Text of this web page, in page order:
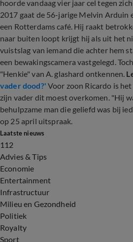
hoorde vandaag vier jaar cel tegen
2017 gaat de 56-jarige Melvin Arduin
een Rotterdams café. Hij raakt
naar buiten loopt krijgt hij als uit het
vuistslag van iemand die achter hem
een bewakingscamera vastgelegd.
"Henkie" van A. glashard ontkennen.
vader dood?' Voor zoon Ricardo is
zijn vader dit moest overkomen. "Hij
behulpzame man die geliefd was bij
op 25 april uitspraak.
Laatste nieuws
112
Advies & Tips
Economie
Entertainment
Infrastructuur
Milieu en Gezondheid
Politiek
Royalty
Sport